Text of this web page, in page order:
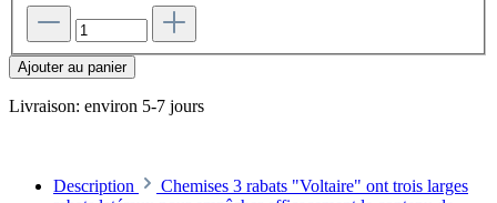
Ajouter au panier
Livraison: environ 5-7 jours
Description
Chemises 3 rabats "Voltaire" ont trois larges